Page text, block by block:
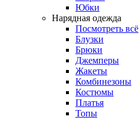
Юбки
Нарядная одежда
Посмотреть всё
Блузки
Брюки
Джемперы
Жакеты
Комбинезоны
Костюмы
Платья
Топы